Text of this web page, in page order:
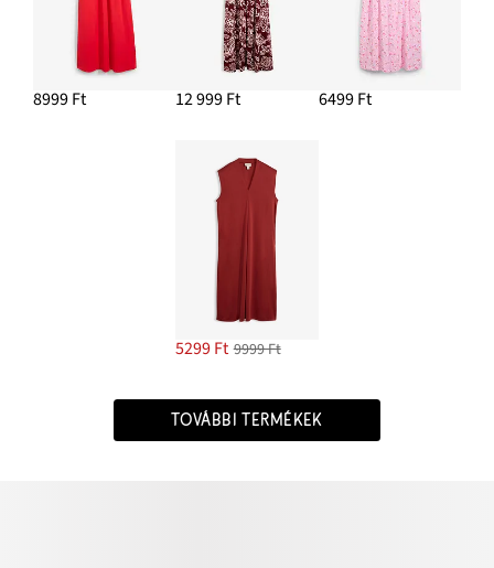
8999 Ft 12 999 Ft 6499 Ft
5299 Ft 9999 Ft
TOVÁBBI TERMÉKEK